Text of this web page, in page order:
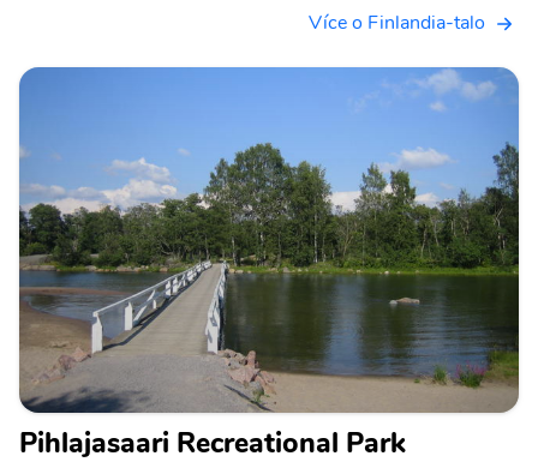
Více o Finlandia-talo
Pihlajasaari Recreational Park